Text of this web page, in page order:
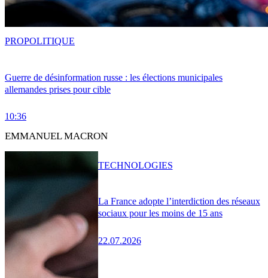
Guerre de désinformation russe : les élections municipales
allemandes prises pour cible
10:36
PROPOLITIQUE
EMMANUEL MACRON
La France adopte l’interdiction des réseaux
sociaux pour les moins de 15 ans
22.07.2026
TECHNOLOGIES